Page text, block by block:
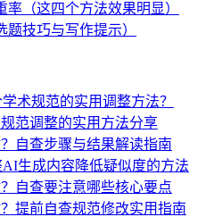
（这四个方法效果明显）
技巧与写作提示）
术规范的实用调整方法？
范调整的实用方法分享
自查步骤与结果解读指南
AI生成内容降低疑似度的方法
自查要注意哪些核心要点
提前自查规范修改实用指南